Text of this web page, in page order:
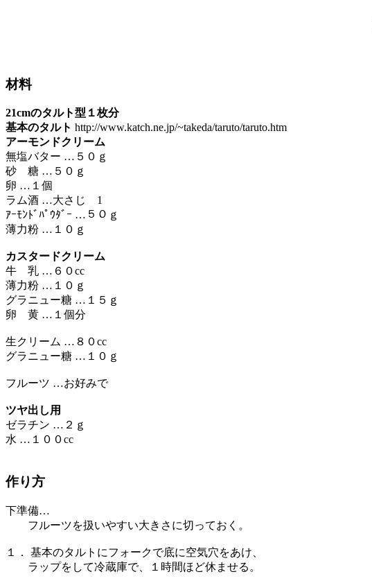
材料
21cmのタルト型１枚分
基本のタルト http://www.katch.ne.jp/~takeda/taruto/taruto.htm
アーモンドクリーム
無塩バター …５０ｇ
砂 糖 …５０ｇ
卵 …１個
ラム酒 …大さじ 1
ｱｰﾓﾝﾄﾞﾊﾟｳﾀﾞｰ …５０ｇ
薄力粉 …１０ｇ
カスタードクリーム
牛 乳 …６０cc
薄力粉 …１０ｇ
グラニュー糖 …１５ｇ
卵 黄 …１個分
生クリーム …８０cc
グラニュー糖 …１０ｇ
フルーツ …お好みで
ツヤ出し用
ゼラチン …２ｇ
水 …１００cc
作り方
下準備…
フルーツを扱いやすい大きさに切っておく。
１． 基本のタルトにフォークで底に空気穴をあけ、
ラップをして冷蔵庫で、１時間ほど休ませる。